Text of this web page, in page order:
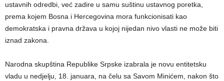
ustavnih odredbi, već zadire u samu suštinu ustavnog poretka,
prema kojem Bosna i Hercegovina mora funkcionisati kao
demokratska i pravna država u kojoj nijedan nivo vlasti ne može biti
iznad zakona.
Narodna skupština Republike Srpske izabrala je novu entitetsku
vladu u nedjelju, 18. januara, na čelu sa Savom Minićem, nakon što